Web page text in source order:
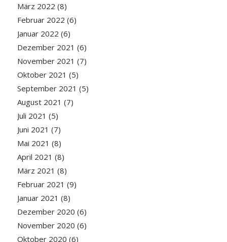
März 2022 (8)
Februar 2022 (6)
Januar 2022 (6)
Dezember 2021 (6)
November 2021 (7)
Oktober 2021 (5)
September 2021 (5)
August 2021 (7)
Juli 2021 (5)
Juni 2021 (7)
Mai 2021 (8)
April 2021 (8)
März 2021 (8)
Februar 2021 (9)
Januar 2021 (8)
Dezember 2020 (6)
November 2020 (6)
Oktober 2020 (6)